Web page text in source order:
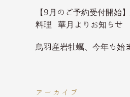
【9月のご予約受付開始
料理 華月よりお知らせ
鳥羽産岩牡蠣、今年も始
アーカイブ